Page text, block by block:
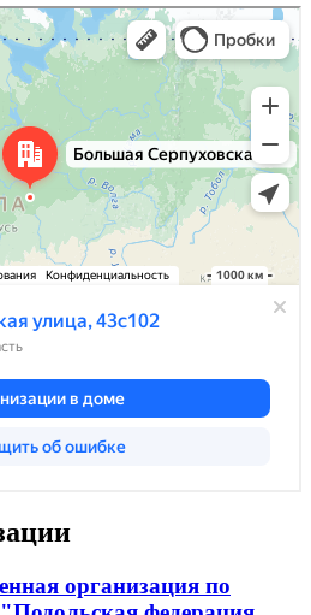
организация по